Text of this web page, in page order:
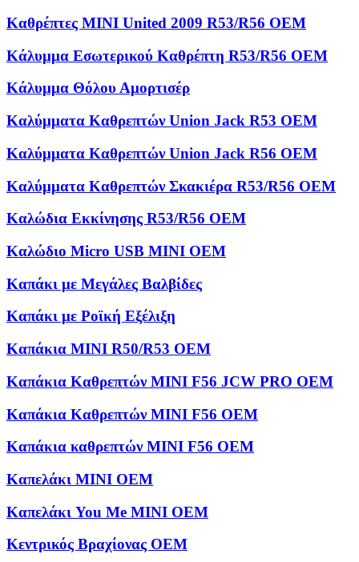
Καθρέπτες MINI United 2009 R53/R56 OEM
Κάλυμμα Εσωτερικού Καθρέπτη R53/R56 OEM
Κάλυμμα Θόλου Αμορτισέρ
Καλύμματα Kαθρεπτών Union Jack R53 OEM
Καλύμματα Καθρεπτών Union Jack R56 OEM
Καλύμματα Καθρεπτών Σκακιέρα R53/R56 OEM
Καλώδια Εκκίνησης R53/R56 OEM
Καλώδιο Micro USB MINI OEM
Καπάκι με Μεγάλες Βαλβίδες
Καπάκι με Ροϊκή Εξέλιξη
Καπάκια MINI R50/R53 OEM
Καπάκια Καθρεπτών MINI F56 JCW PRO OEM
Καπάκια Καθρεπτών MINI F56 OEM
Καπάκια καθρεπτών MINI F56 OEM
Καπελάκι MINI OEM
Καπελάκι You Me MINI OEM
Κεντρικός Βραχίονας OEM